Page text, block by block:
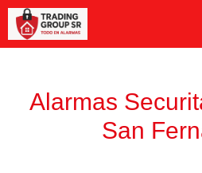
Saltar
contenido
Alarmas
San